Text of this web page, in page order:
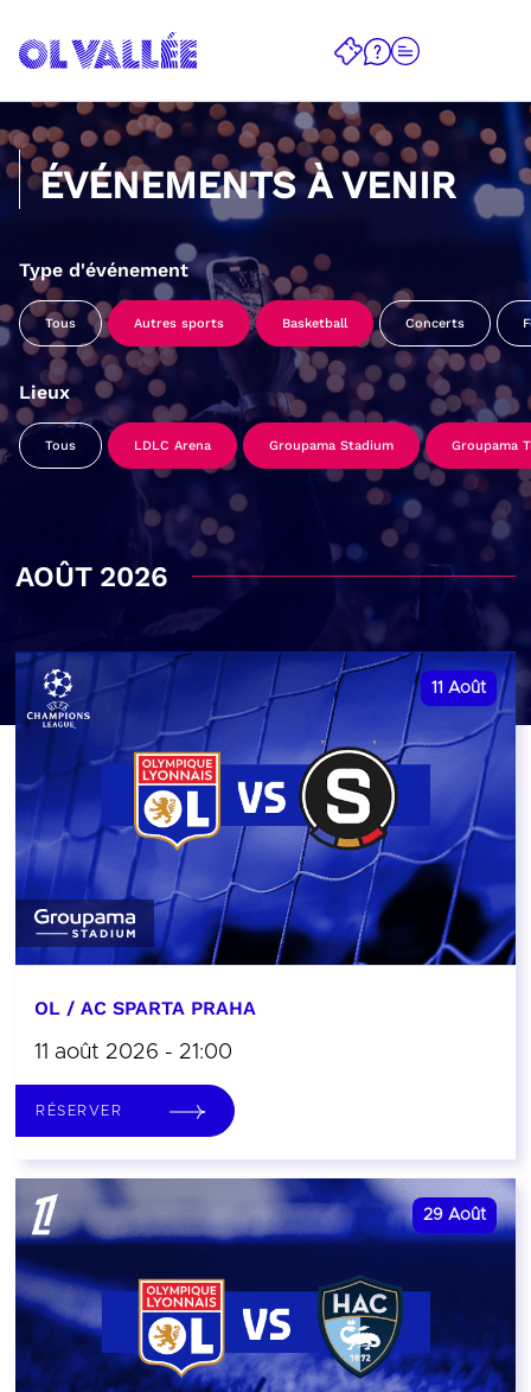
ÉVÉNEMENTS À VENIR
Type d'événement
Tous Autres sports Basketball Concerts
Lieux
Tous LDLC Arena Groupama Stadium Groupama
AOÛT 2026
11 Août
OL / AC SPARTA PRAHA
11 août 2026 - 21:00
RÉSERVER
29 Août